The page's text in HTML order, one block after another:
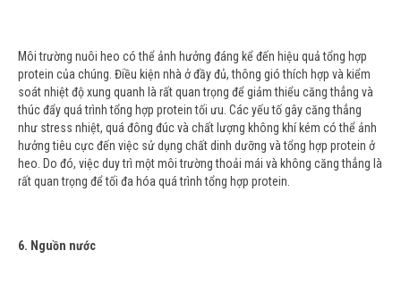
Môi trường nuôi heo có thể ảnh hưởng đáng kể đến hiệu quả tổng hợp
protein của chúng. Điều kiện nhà ở đầy đủ, thông gió thích hợp và kiểm
soát nhiệt độ xung quanh là rất quan trọng để giảm thiểu căng thẳng và
thúc đẩy quá trình tổng hợp protein tối ưu. Các yếu tố gây căng thẳng
như stress nhiệt, quá đông đúc và chất lượng không khí kém có thể ảnh
hưởng tiêu cực đến việc sử dụng chất dinh dưỡng và tổng hợp protein ở
heo. Do đó, việc duy trì một môi trường thoải mái và không căng thẳng là
rất quan trọng để tối đa hóa quá trình tổng hợp protein.
6. Nguồn nước